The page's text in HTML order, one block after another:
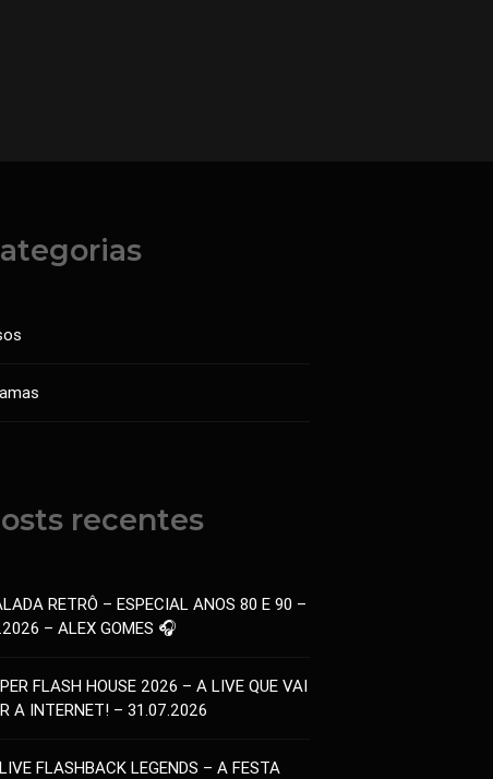
recentes
RETRÔ – ESPECIAL ANOS 80 E 90 –
– ALEX GOMES 🎧
FLASH HOUSE 2026 – A LIVE QUE VAI
A INTERNET! – 31.07.2026
FLASHBACK LEGENDS – A FESTA